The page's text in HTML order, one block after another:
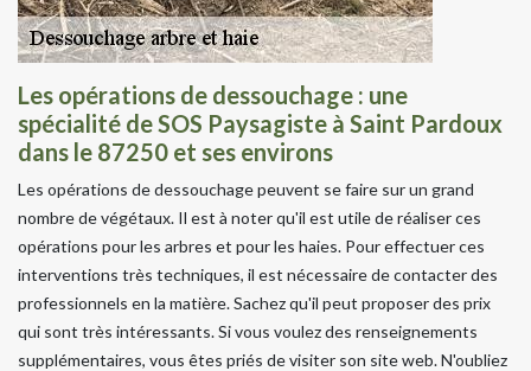
Les opérations de dessouchage : une
spécialité de SOS Paysagiste à Saint Pardoux
dans le 87250 et ses environs
Les opérations de dessouchage peuvent se faire sur un grand
nombre de végétaux. Il est à noter qu'il est utile de réaliser ces
opérations pour les arbres et pour les haies. Pour effectuer ces
interventions très techniques, il est nécessaire de contacter des
professionnels en la matière. Sachez qu'il peut proposer des prix
qui sont très intéressants. Si vous voulez des renseignements
supplémentaires, vous êtes priés de visiter son site web. N'oubliez